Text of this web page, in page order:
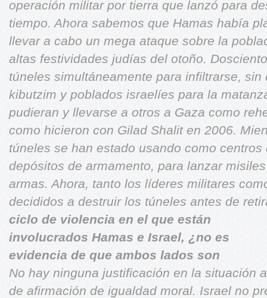
operación militar por tierra que lanzó para
tiempo. Ahora sabemos que Hamas había
llevar a cabo un mega ataque sobre la
altas festividades judías del otoño.
túneles simultáneamente para infiltrarse,
kibutzim y poblados israelíes para la
pudieran y llevarse a otros a Gaza como
como hicieron con Gilad Shalit en 2006.
túneles se han estado usando como
depósitos de armamento, para lanzar
armas. Ahora, tanto los líderes militares
decididos a destruir los túneles antes de
ciclo de violencia en el que están
involucrados Hamas e Israel, ¿no es
evidencia de que ambos lados son
No hay ninguna justificación en la situación
de afirmación de igualdad moral. Israel no